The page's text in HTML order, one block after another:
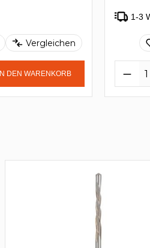
Vergleichen
IN DEN WARENKORB
1-3